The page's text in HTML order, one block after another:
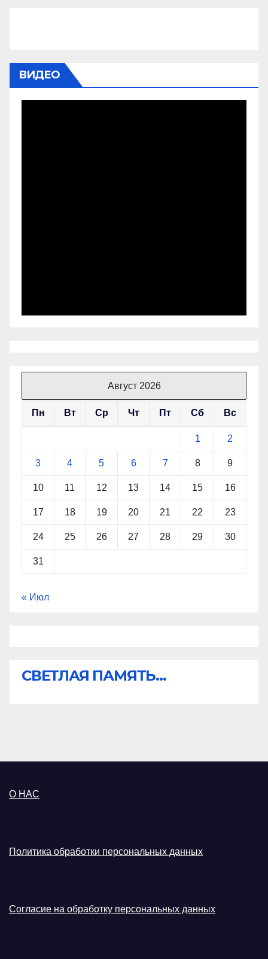
ВИДЕО
Август 2026
Пн Вт Ср Чт Пт Сб Вс
1 2
3 4 5 6 7 8 9
10 11 12 13 14 15 16
17 18 19 20 21 22 23
24 25 26 27 28 29 30
31
« Июл
СВЕТЛАЯ ПАМЯТЬ...
О НАС
Политика обработки персональных данных
Согласие на обработку персональных данных